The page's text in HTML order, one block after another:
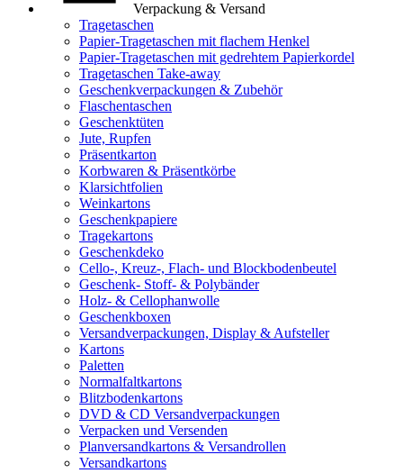
Verpackung & Versand
Tragetaschen
Papier-Tragetaschen mit flachem Henkel
Papier-Tragetaschen mit gedrehtem Papierkordel
Tragetaschen Take-away
Geschenkverpackungen & Zubehör
Flaschentaschen
Geschenktüten
Jute, Rupfen
Präsentkarton
Korbwaren & Präsentkörbe
Klarsichtfolien
Weinkartons
Geschenkpapiere
Tragekartons
Geschenkdeko
Cello-, Kreuz-, Flach- und Blockbodenbeutel
Geschenk- Stoff- & Polybänder
Holz- & Cellophanwolle
Geschenkboxen
Versandverpackungen, Display & Aufsteller
Kartons
Paletten
Normalfaltkartons
Blitzbodenkartons
DVD & CD Versandverpackungen
Verpacken und Versenden
Planversandkartons & Versandrollen
Versandkartons